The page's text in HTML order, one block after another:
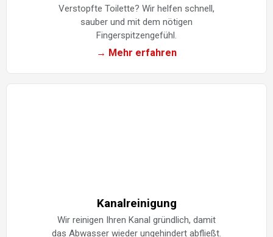
Verstopfte Toilette? Wir helfen schnell,
sauber und mit dem nötigen
Fingerspitzengefühl.
→ Mehr erfahren
Kanalreinigung
Wir reinigen Ihren Kanal gründlich, damit
das Abwasser wieder ungehindert abfließt.